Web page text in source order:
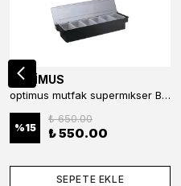
OPTİMUS
optimus mutfak supermıkser Bar Konteyner 6'lı 50×16×9 cm Kapaklı Polikarbon Organizer Bar & Kafe
%15
₺ 650.00
₺ 550.00
SEPETE EKLE